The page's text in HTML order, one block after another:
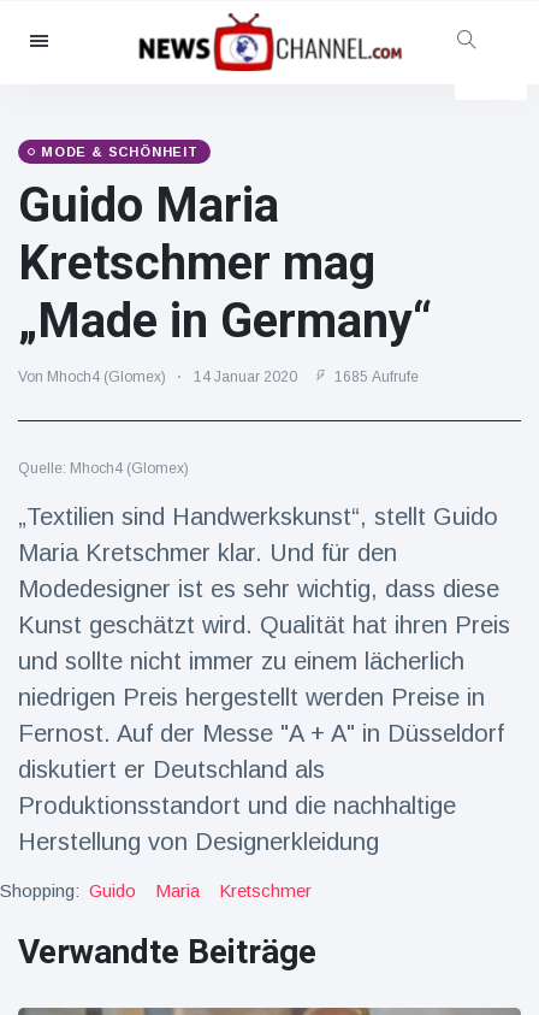
Kategorien
Soziales & Spaß
(5614)
Kino und TV
(12454)
Promis
(39366)
Mode & Schönheit
(2776)
Essen und Trinken
Lifestyle
Gesundheit & Fitness
Reisen & Abenteuer
Neueste
Nachrichten
"Das alte
England":
Fans
frustriert
nach WM-
16 Juli
71
Sorge um
nimmt
glückliche
16 Juli
49
Aufrufe
MODE & SCHÖNHEIT
Guido Maria
Kretschmer mag
„Made in Germany“
Von Mhoch4 (Glomex) 14 Januar 2020 1685 Aufrufe
Quelle: Mhoch4 (Glomex)
„Textilien sind Handwerkskunst“, stellt Guido
Maria Kretschmer klar. Und für den
Modedesigner ist es sehr wichtig, dass diese
Kunst geschätzt wird. Qualität hat ihren Preis
und sollte nicht immer zu einem lächerlich
niedrigen Preis hergestellt werden Preise in
Fernost. Auf der Messe "A + A" in Düsseldorf
diskutiert er Deutschland als
Produktionsstandort und die nachhaltige
Herstellung von Designerkleidung
Shopping: Guido Maria Kretschmer
Verwandte Beiträge